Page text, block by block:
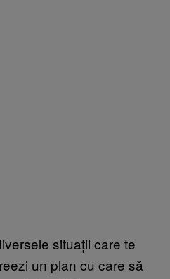
situații care te
un plan cu care să